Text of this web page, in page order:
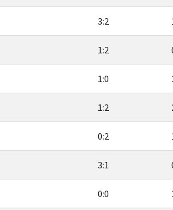
3:2
1:2
1:0
1:2
0:2
3:1
0:0